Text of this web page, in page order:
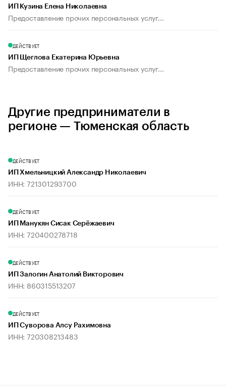
ИП Кузина Елена Николаевна
Предоставление прочих персональных услуг...
ДЕЙСТВУЕТ
ИП Щеглова Екатерина Юрьевна
Предоставление прочих персональных услуг...
Другие предприниматели в
регионе — Тюменская область
ДЕЙСТВУЕТ
ИП Хмельницкий Александр Николаевич
ИНН: 721301293700
ДЕЙСТВУЕТ
ИП Манукян Сисак Серёжаевич
ИНН: 720400278718
ДЕЙСТВУЕТ
ИП Залогин Анатолий Викторович
ИНН: 860315513207
ДЕЙСТВУЕТ
ИП Суворова Алсу Рахимовна
ИНН: 720308213483